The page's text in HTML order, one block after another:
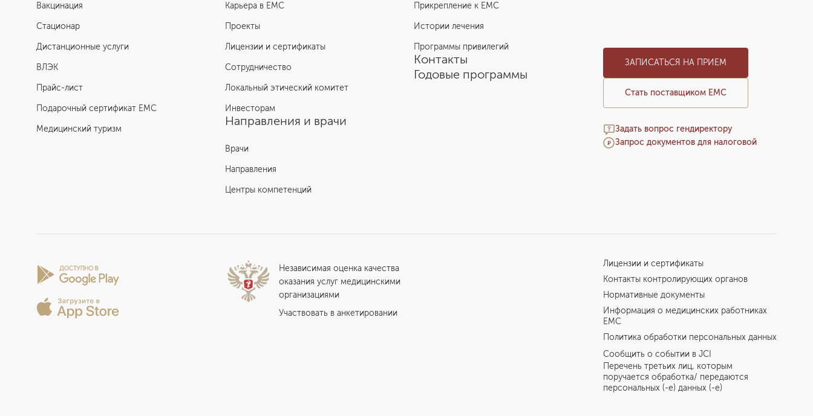
Карьера в ЕМС
Проекты
Лицензии и сертификаты
Сотрудничество
Локальный этический комитет
Инвесторам
Направления и врачи
Врачи
Направления
Центры компетенций
Вакцинация
Стационар
Дистанционные услуги
ВЛЭК
Прайс-лист
Подарочный сертификат EMC
Медицинский туризм
Прикрепление к EMC
Истории лечения
Программы привилегий
Контакты
Годовые программы
ЗАПИСАТЬСЯ НА ПРИЕМ
Стать поставщиком ЕМС
Задать вопрос гендиректору
Запрос документов для налоговой
Независимая оценка качества
оказания услуг медицинскими
организациями
Участвовать в анкетировании
Лицензии и сертификаты
Контакты контролирующих органов
Нормативные документы
Информация о медицинских работниках
EMC
Политика обработки персональных данных
Сообщить о событии в JCI
Перечень третьих лиц, которым
поручается обработка/ передаются
персональных (-е) данных (-е)